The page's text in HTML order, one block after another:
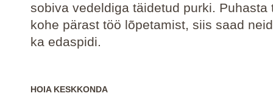
sobiva vedeldiga täidetud purki. Puhasta
kohe pärast töö lõpetamist, siis saad
ka edaspidi.
HOIA KESKKONDA